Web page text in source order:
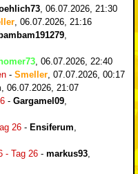
, 06.07.2026, 21:30
, 06.07.2026, 21:16
bambam191279,
homer73, 06.07.2026, 22:40
- Smeller, 07.07.2026, 00:17
, 06.07.2026, 21:07
- Gargamel09,
26 - Ensiferum,
- Tag 26 - markus93,